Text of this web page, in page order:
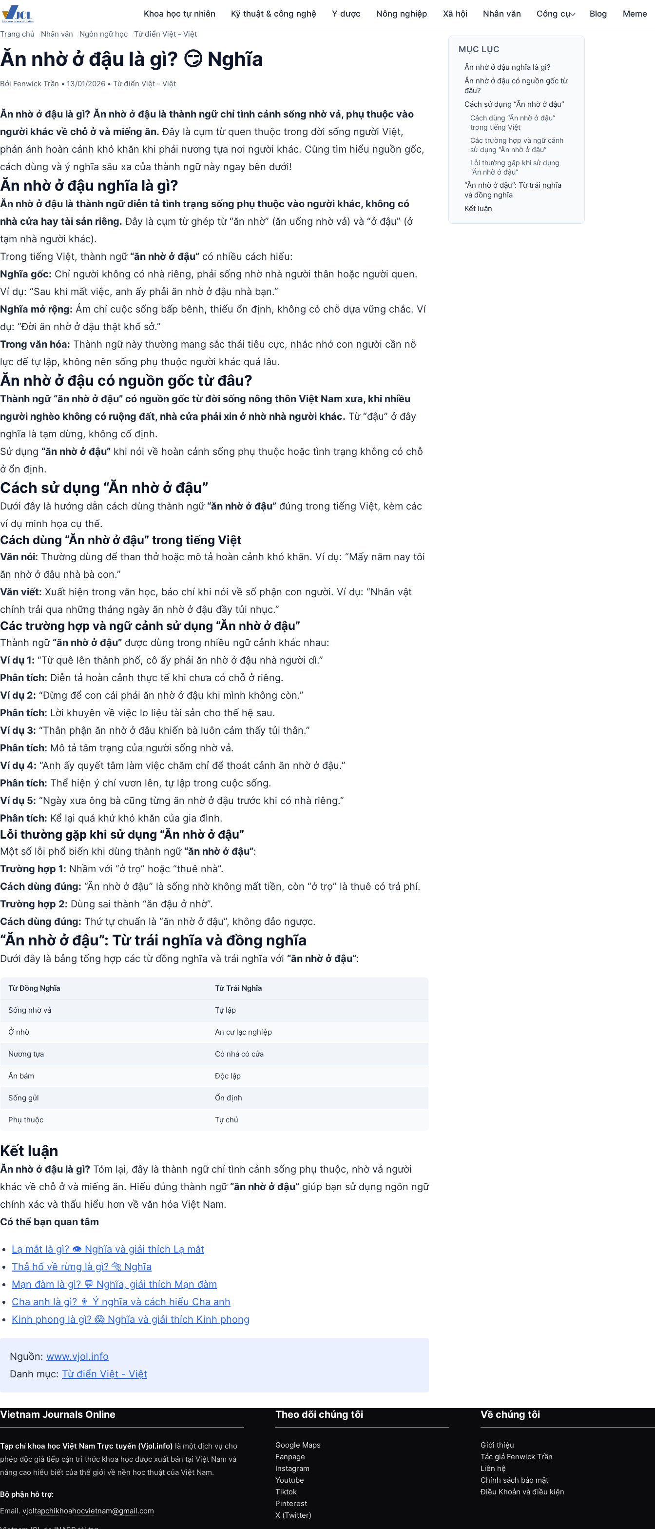
Khoa học tự nhiên Kỹ thuật & công nghệ Y dược Nông nghiệp Xã hội Nhân văn Công cụ Blog Meme
Trang chủ Nhân văn Ngôn ngữ học Từ điển Việt - Việt
Ăn nhờ ở đậu là gì? 😏 Nghĩa
Bởi Fenwick Trần • 13/01/2026 • Từ điển Việt - Việt
Ăn nhờ ở đậu là gì? Ăn nhờ ở đậu là thành ngữ chỉ tình cảnh sống nhờ vả, phụ thuộc vào
người khác về chỗ ở và miếng ăn. Đây là cụm từ quen thuộc trong đời sống người Việt,
phản ánh hoàn cảnh khó khăn khi phải nương tựa nơi người khác. Cùng tìm hiểu nguồn gốc,
cách dùng và ý nghĩa sâu xa của thành ngữ này ngay bên dưới!
Ăn nhờ ở đậu nghĩa là gì?
Ăn nhờ ở đậu là thành ngữ diễn tả tình trạng sống phụ thuộc vào người khác, không có
nhà cửa hay tài sản riêng. Đây là cụm từ ghép từ “ăn nhờ” (ăn uống nhờ vả) và “ở đậu” (ở
tạm nhà người khác).
Trong tiếng Việt, thành ngữ “ăn nhờ ở đậu” có nhiều cách hiểu:
Nghĩa gốc: Chỉ người không có nhà riêng, phải sống nhờ nhà người thân hoặc người quen.
Ví dụ: “Sau khi mất việc, anh ấy phải ăn nhờ ở đậu nhà bạn.”
Nghĩa mở rộng: Ám chỉ cuộc sống bấp bênh, thiếu ổn định, không có chỗ dựa vững chắc. Ví
dụ: “Đời ăn nhờ ở đậu thật khổ sở.”
Trong văn hóa: Thành ngữ này thường mang sắc thái tiêu cực, nhắc nhở con người cần nỗ
lực để tự lập, không nên sống phụ thuộc người khác quá lâu.
Ăn nhờ ở đậu có nguồn gốc từ đâu?
Thành ngữ “ăn nhờ ở đậu” có nguồn gốc từ đời sống nông thôn Việt Nam xưa, khi nhiều
người nghèo không có ruộng đất, nhà cửa phải xin ở nhờ nhà người khác. Từ “đậu” ở đây
nghĩa là tạm dừng, không cố định.
Sử dụng “ăn nhờ ở đậu” khi nói về hoàn cảnh sống phụ thuộc hoặc tình trạng không có chỗ
ở ổn định.
Cách sử dụng “Ăn nhờ ở đậu”
Dưới đây là hướng dẫn cách dùng thành ngữ “ăn nhờ ở đậu” đúng trong tiếng Việt, kèm các
ví dụ minh họa cụ thể.
Cách dùng “Ăn nhờ ở đậu” trong tiếng Việt
Văn nói: Thường dùng để than thở hoặc mô tả hoàn cảnh khó khăn. Ví dụ: “Mấy năm nay tôi
ăn nhờ ở đậu nhà bà con.”
Văn viết: Xuất hiện trong văn học, báo chí khi nói về số phận con người. Ví dụ: “Nhân vật
chính trải qua những tháng ngày ăn nhờ ở đậu đầy tủi nhục.”
Các trường hợp và ngữ cảnh sử dụng “Ăn nhờ ở đậu”
Thành ngữ “ăn nhờ ở đậu” được dùng trong nhiều ngữ cảnh khác nhau:
Ví dụ 1: “Từ quê lên thành phố, cô ấy phải ăn nhờ ở đậu nhà người dì.”
Phân tích: Diễn tả hoàn cảnh thực tế khi chưa có chỗ ở riêng.
Ví dụ 2: “Đừng để con cái phải ăn nhờ ở đậu khi mình không còn.”
Phân tích: Lời khuyên về việc lo liệu tài sản cho thế hệ sau.
Ví dụ 3: “Thân phận ăn nhờ ở đậu khiến bà luôn cảm thấy tủi thân.”
Phân tích: Mô tả tâm trạng của người sống nhờ vả.
Ví dụ 4: “Anh ấy quyết tâm làm việc chăm chỉ để thoát cảnh ăn nhờ ở đậu.”
Phân tích: Thể hiện ý chí vươn lên, tự lập trong cuộc sống.
Ví dụ 5: “Ngày xưa ông bà cũng từng ăn nhờ ở đậu trước khi có nhà riêng.”
Phân tích: Kể lại quá khứ khó khăn của gia đình.
Lỗi thường gặp khi sử dụng “Ăn nhờ ở đậu”
Một số lỗi phổ biến khi dùng thành ngữ “ăn nhờ ở đậu”:
Trường hợp 1: Nhầm với “ở trọ” hoặc “thuê nhà”.
Cách dùng đúng: “Ăn nhờ ở đậu” là sống nhờ không mất tiền, còn “ở trọ” là thuê có trả phí.
Trường hợp 2: Dùng sai thành “ăn đậu ở nhờ”.
Cách dùng đúng: Thứ tự chuẩn là “ăn nhờ ở đậu”, không đảo ngược.
“Ăn nhờ ở đậu”: Từ trái nghĩa và đồng nghĩa
Dưới đây là bảng tổng hợp các từ đồng nghĩa và trái nghĩa với “ăn nhờ ở đậu”:
Từ Đồng Nghĩa Từ Trái Nghĩa
Sống nhờ vả Tự lập
Ở nhờ An cư lạc nghiệp
Nương tựa Có nhà có cửa
Ăn bám Độc lập
Sống gửi Ổn định
Phụ thuộc Tự chủ
Kết luận
Ăn nhờ ở đậu là gì? Tóm lại, đây là thành ngữ chỉ tình cảnh sống phụ thuộc, nhờ vả người
khác về chỗ ở và miếng ăn. Hiểu đúng thành ngữ “ăn nhờ ở đậu” giúp bạn sử dụng ngôn ngữ
chính xác và thấu hiểu hơn về văn hóa Việt Nam.
Có thể bạn quan tâm
Lạ mắt là gì? 👁️ Nghĩa và giải thích Lạ mắt
Thả hổ về rừng là gì? 🐅 Nghĩa
Mạn đàm là gì? 💬 Nghĩa, giải thích Mạn đàm
Cha anh là gì? 👨 Ý nghĩa và cách hiểu Cha anh
Kinh phong là gì? 😱 Nghĩa và giải thích Kinh phong
Nguồn: www.vjol.info
Danh mục: Từ điển Việt - Việt
MỤC LỤC
Ăn nhờ ở đậu nghĩa là gì?
Ăn nhờ ở đậu có nguồn gốc từ
đâu?
Cách sử dụng “Ăn nhờ ở đậu”
Cách dùng “Ăn nhờ ở đậu”
trong tiếng Việt
Các trường hợp và ngữ cảnh
sử dụng “Ăn nhờ ở đậu”
Lỗi thường gặp khi sử dụng
“Ăn nhờ ở đậu”
“Ăn nhờ ở đậu”: Từ trái nghĩa
và đồng nghĩa
Kết luận
Vietnam Journals Online
Tạp chí khoa học Việt Nam Trực tuyến (Vjol.info) là một dịch vụ cho
phép độc giả tiếp cận tri thức khoa học được xuất bản tại Việt Nam và
nâng cao hiểu biết của thế giới về nền học thuật của Việt Nam.
Bộ phận hỗ trợ:
Email. vjoltapchikhoahocvietnam@gmail.com
Theo dõi chúng tôi
Google Maps
Fanpage
Instagram
Youtube
Tiktok
Pinterest
X (Twitter)
Về chúng tôi
Giới thiệu
Tác giả Fenwick Trần
Liên hệ
Chính sách bảo mật
Điều Khoản và điều kiện